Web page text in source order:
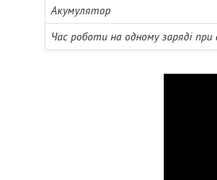
Акумулятор
Час роботи на одному заряді